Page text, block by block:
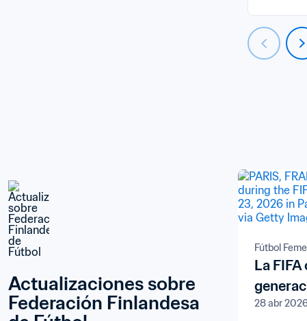
Actualizaciones sobre
Federación Finlandesa
Fútbol
La
28 abr